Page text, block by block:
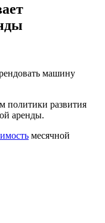
машину
политики развития
аренды.
месячной